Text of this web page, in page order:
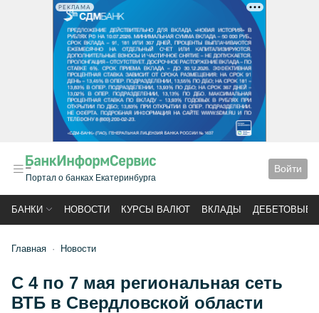
РЕКЛАМА
Портал о банках Екатеринбурга
Войти
БАНКИ НОВОСТИ КУРСЫ ВАЛЮТ ВКЛАДЫ ДЕБЕТОВЫЕ
Главная Новости
С 4 по 7 мая региональная сеть
ВТБ в Свердловской области